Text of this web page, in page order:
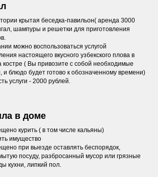
крытая беседка-павильон( аренда 3000
шампуры и решетки для приготовления
можно воспользоваться услугой
настоящего вкусного узбекского плова в
костре ( Вы привозите с собой необходимые
и блюдо будет готово к обозначенному времени)
услуги - 2000 рублей.
в доме
курить ( в том числе кальяны)
имущество
при выезде оставлять беспорядок,
посуду, разбросанный мусор или грязные
кухни, липкий пол.